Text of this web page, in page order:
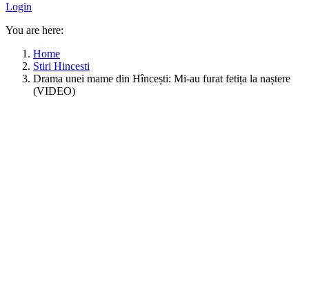
Login
You are here:
Home
Stiri Hincesti
Drama unei mame din Hîncești: Mi-au furat fetița la naștere
(VIDEO)